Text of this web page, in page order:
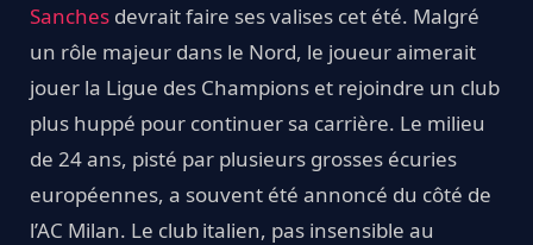
Sanches devrait faire ses valises cet été. Malgré
un rôle majeur dans le Nord, le joueur aimerait
jouer la Ligue des Champions et rejoindre un club
plus huppé pour continuer sa carrière. Le milieu
de 24 ans, pisté par plusieurs grosses écuries
européennes, a souvent été annoncé du côté de
l’AC Milan. Le club italien, pas insensible au